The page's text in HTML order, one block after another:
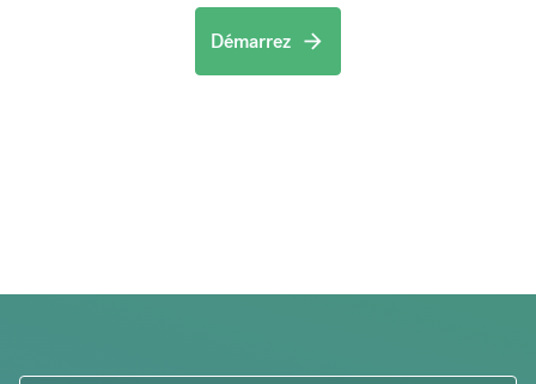
Démarrez